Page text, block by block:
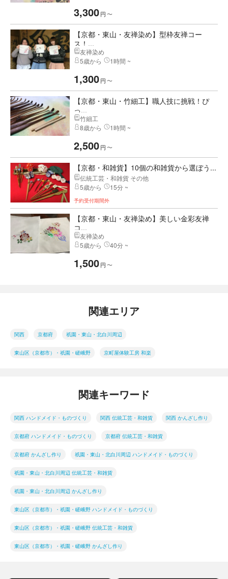
3,300円 〜
【京都・東山・友禅染め】型枠友禅コー
ス！...
友禅染め
5歳から
1時間 ~
1,300円 〜
【京都・東山・竹細工】職人技に挑戦！ぴ
っ...
竹細工
8歳から
1時間 ~
2,500円 〜
【京都・和雑貨】10個の和雑貨から選ぼう...
伝統工芸・和雑貨 その他
5歳から
15分 ~
予約受付期間外
【京都・東山・友禅染め】美しい金彩友禅
コ...
友禅染め
5歳から
40分 ~
1,500円 〜
関連エリア
関西 京都府 祇園・東山・北白川周辺
東山区（京都市）・祇園・嵯峨野 京町屋体験工房 和楽
関連キーワード
関西 ハンドメイド・ものづくり 関西 伝統工芸・和雑貨 関西 かんざし作り
京都府 ハンドメイド・ものづくり 京都府 伝統工芸・和雑貨
京都府 かんざし作り 祇園・東山・北白川周辺 ハンドメイド・ものづくり
祇園・東山・北白川周辺 伝統工芸・和雑貨
祇園・東山・北白川周辺 かんざし作り
東山区（京都市）・祇園・嵯峨野 ハンドメイド・ものづくり
東山区（京都市）・祇園・嵯峨野 伝統工芸・和雑貨
東山区（京都市）・祇園・嵯峨野 かんざし作り